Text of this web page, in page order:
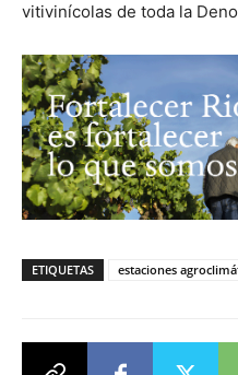
vitivinícolas de toda la
ETIQUETAS estaciones